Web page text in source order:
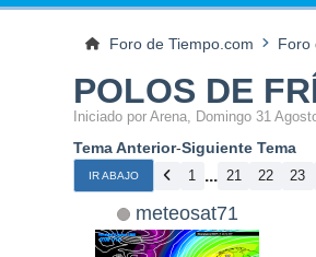
Foro de Tiempo.com Foro
POLOS DE
Iniciado por Arena, Domingo 31
Tema Anterior-Siguiente Tema
IR ABAJO 1 ... 21 22 23
meteosat71